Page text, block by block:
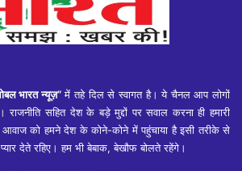
भारत न्यूज़”में तहे दिल से स्वागत है। ये चैनल आप लोगों
सहित देश के बड़े मुद्दों पर सवाल करना ही हमारी
को हमने देश के कोने-कोने में पहुंचाया है इसी तरीके से
देते रहिए। हम भी बेबाक, बेखौफ बोलते रहेंगे।